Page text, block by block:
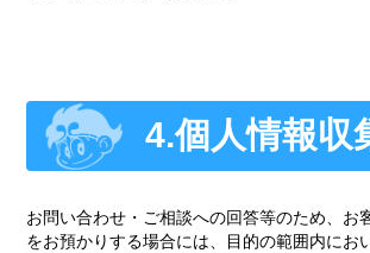
4.個人情報収
お問い合わせ・ご相談への回答等のため、お
をお預かりする場合には、目的の範囲内にお